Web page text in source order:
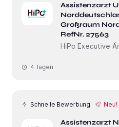
Assistenzarzt
Großraum
RefNr. 27563
HiPo Executive
4 Tagen
Schnelle Bewerbung Neu!
Assistenzarzt